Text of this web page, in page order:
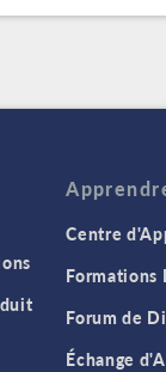
Centre
Formations
Forum de
Échange